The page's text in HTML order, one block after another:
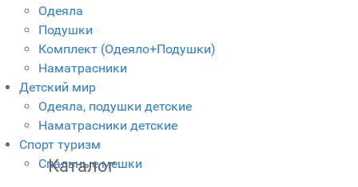
Одеяла
Подушки
Комплект (Одеяло+Подушки)
Наматрасники
Детский мир
Одеяла, подушки детские
Наматрасники детские
Спорт туризм
Спальные мешки
Каталог